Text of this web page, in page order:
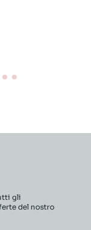
gli
del nostro